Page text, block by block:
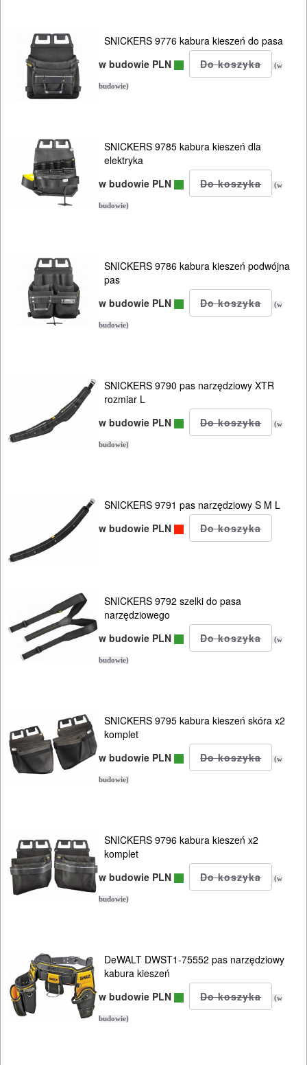
Skrzynki
systemowe
Torby
Pasy
Kabury
kabury,
pasy
kompletne
Kamizelki
narzędziowe
Kuwety
Kosze
Wózki
POMIAROWE
NARZĘDZIA
BUDOWLANE
ELEKTRY..
GLAZURNICZE
AKCESORIA
BUDOWLANE
MASZYNY
NARZĘDZIA
DREWNA
OBRÓBKA
RĘCZNE
NARZĘDZIA
SNICKERS 9776 kabura kieszeń do pasa
w budowie PLN
(w
budowie)
SNICKERS 9785 kabura kieszeń dla
elektryka
w budowie PLN
(w
budowie)
SNICKERS 9786 kabura kieszeń podwójna
pas
w budowie PLN
(w
budowie)
SNICKERS 9790 pas narzędziowy XTR
rozmiar L
w budowie PLN
(w
budowie)
SNICKERS 9791 pas narzędziowy S M L
w budowie PLN
SNICKERS 9792 szelki do pasa
narzędziowego
w budowie PLN
(w
budowie)
SNICKERS 9795 kabura kieszeń skóra x2
komplet
w budowie PLN
(w
budowie)
SNICKERS 9796 kabura kieszeń x2
komplet
w budowie PLN
(w
budowie)
DeWALT DWST1-75552 pas narzędziowy
kabura kieszeń
w budowie PLN
(w
budowie)